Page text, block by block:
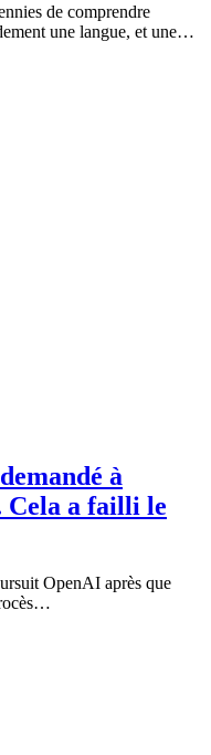
de comprendre
une langue, et une…
à
a failli le
OpenAI après que